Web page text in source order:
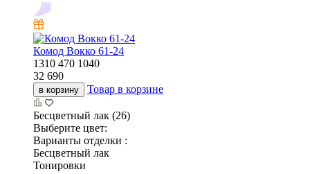
Комод Вокко 61-24
1310 470 1040
32 690
в корзину Товар в корзине
Бесцветный лак (26)
Выберите цвет:
Варианты отделки :
Бесцветный лак
Тонировки